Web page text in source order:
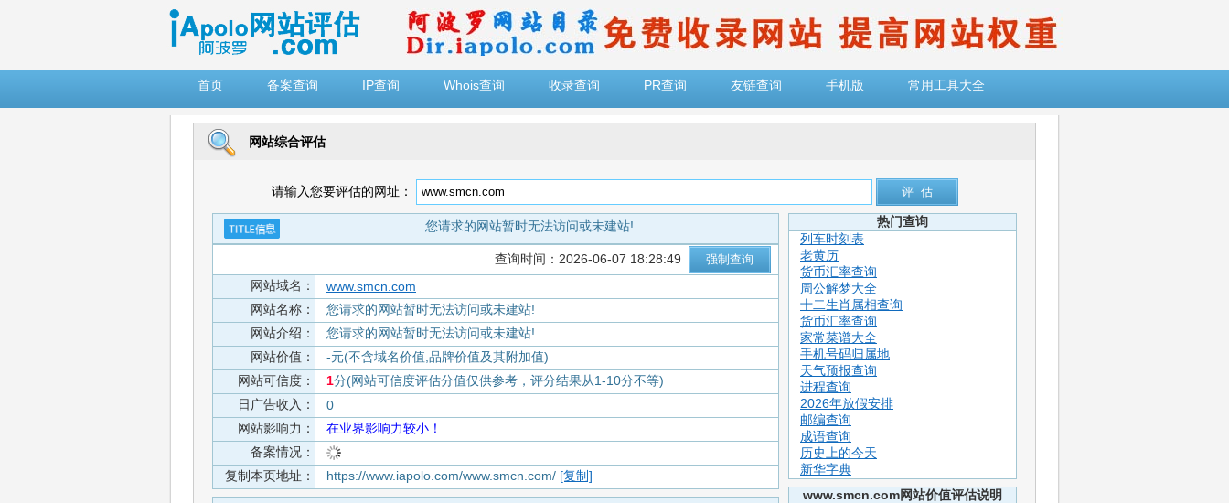
首页
备案查询 IP查询 Whois查询 收录查询 PR查询 友链查询 手机版 常用工具大全
网站综合评估
请输入您要评估的网址：
您请求的网站暂时无法访问或未建站!
查询时间：2026-06-07 18:28:49
网站域名：
www.smcn.com
网站名称：
您请求的网站暂时无法访问或未建站!
网站介绍：
您请求的网站暂时无法访问或未建站!
网站价值：
-元(不含域名价值,品牌价值及其附加值)
网站可信度：
1分(网站可信度评估分值仅供参考，评分结果从1-10分不等)
日广告收入：
0
网站影响力：
在业界影响力较小！
备案情况：
复制本页地址：
https://www.iapolo.com/www.smcn.com/ [复制]
热门查询
列车时刻表
老黄历
货币汇率查询
周公解梦大全
十二生肖属相查询
货币汇率查询
家常菜谱大全
手机号码归属地
天气预报查询
进程查询
2026年放假安排
邮编查询
成语查询
历史上的今天
新华字典
www.smcn.com网站价值评估说明